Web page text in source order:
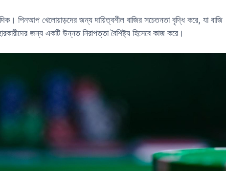
পিনআপ খেলোয়াড়দের জন্য দায়িত্বশীল বাজির সচেতনতা বৃদ্ধি করে, যা বাজি
জন্য একটি উন্নত নিরাপত্তা বৈশিষ্ট্য হিসেবে কাজ করে।